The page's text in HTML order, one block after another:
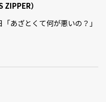
）
あざとくて何が悪いの？」